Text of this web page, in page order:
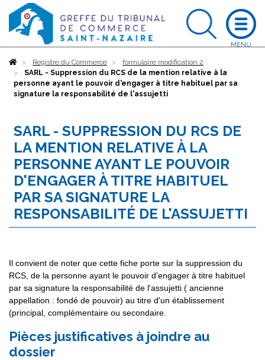
AccueilRegistre du Commerce
formulaire modification 2
SARL - Suppression du RCS de la mention relative à la
personne ayant le pouvoir d'engager à titre habituel par sa
signature la responsabilité de l'assujetti
SARL - SUPPRESSION DU RCS DE
LA MENTION RELATIVE À LA
PERSONNE AYANT LE POUVOIR
D'ENGAGER À TITRE HABITUEL
PAR SA SIGNATURE LA
RESPONSABILITÉ DE L'ASSUJETTI
Il convient de noter que cette fiche porte sur la suppression du
RCS, de la personne ayant le pouvoir d'engager à titre habituel
par sa signature la responsabilité de l'assujetti ( ancienne
appellation : fondé de pouvoir) au titre d'un établissement
(principal, complémentaire ou secondaire.
Pièces justificatives à joindre au
dossier